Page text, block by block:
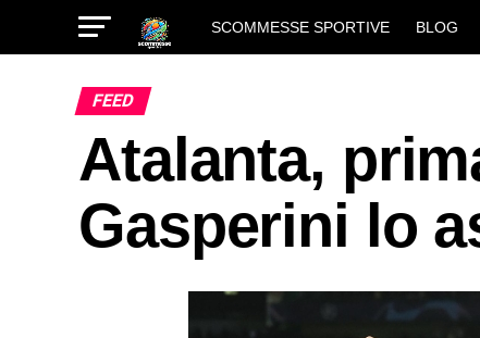
SCOMMESSE SPORTIVE BLOG
FEED
Atalanta,
Gasperini lo